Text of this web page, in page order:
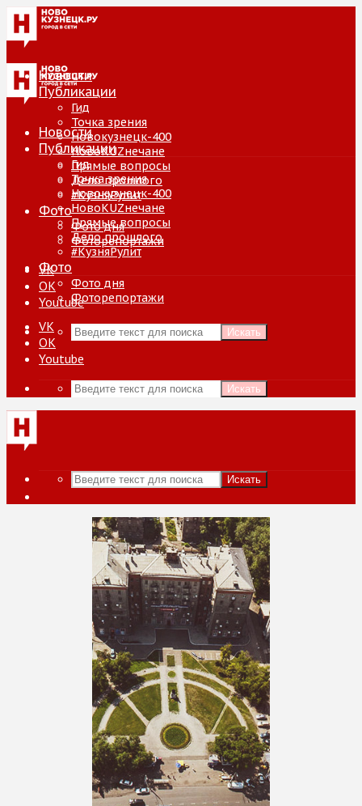
Новости
Публикации
Гид
Точка зрения
Новокузнецк-400
НовоKUZнечане
Прямые вопросы
Дело прошлого
#КузняРулит
Фото
Фото дня
Фоторепортажи
VK
ОК
Youtube
Искать
Новости
Публикации
Гид
Точка зрения
Новокузнецк-400
НовоKUZнечане
Прямые вопросы
Дело прошлого
#КузняРулит
Фото
Фото дня
Фоторепортажи
VK
ОК
Youtube
Искать
Искать